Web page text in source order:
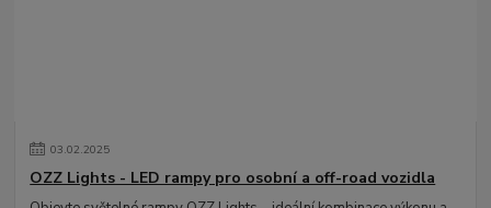
03.02.2025
OZZ Lights - LED rampy pro osobní a off-road vozidla